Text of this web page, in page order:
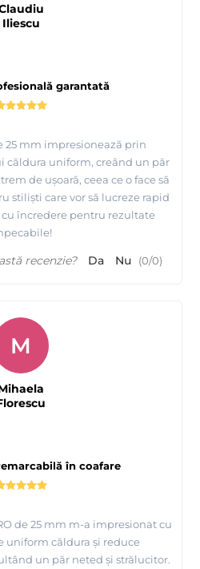
garantată
25 mm impresionează prin
căldura uniform, creând un păr
de ușoară, ceea ce o face să
stiliști care vor să lucreze rapid
încredere pentru rezultate
Iliescu
recenzie? Da Nu (0/0)
în coafare
de 25 mm m-a impresionat cu
uniform căldura și reduce
un păr neted și strălucitor.
M